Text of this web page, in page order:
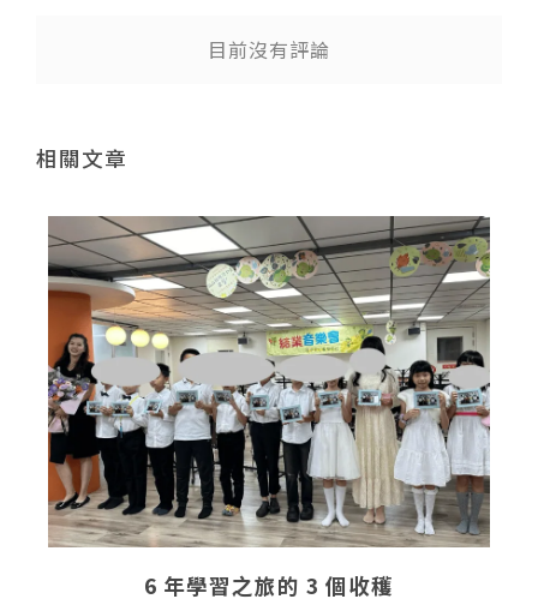
目前沒有評論
相關文章
6 年學習之旅的 3 個收穫